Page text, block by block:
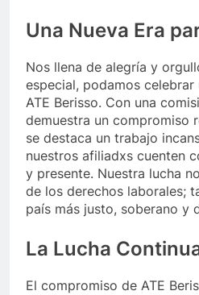
Una Nueva Era
Nos llena de alegría y
especial, podamos celebrar
ATE Berisso. Con una
demuestra un compromiso
se destaca un trabajo
nuestros afiliadxs cuenten
y presente. Nuestra lucha
de los derechos laborales;
país más justo, soberano y
La Lucha
El compromiso de ATE